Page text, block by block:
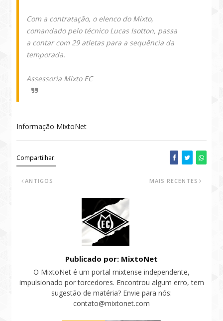
Com a contratação, o elenco do Mixto,
comandado pelo técnico Lucas Isotton, passa
a contar com 29 atletas para a sequência da
temporada.
Assessoria Mixto EC
Informação MixtoNet
Compartilhar:
MAIS RECENTES
ANTIGOS
Publicado por: MixtoNet
O MixtoNet é um portal mixtense independente,
impulsionado por torcedores. Encontrou algum erro, tem
sugestão de matéria? Envie para nós:
contato@mixtonet.com